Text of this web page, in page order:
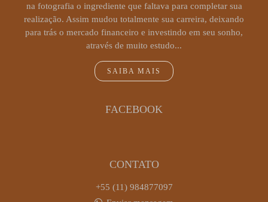
na fotografia o ingrediente que faltava para completar sua
realização. Assim mudou totalmente sua carreira, deixando
para trás o mercado financeiro e investindo em seu sonho,
através de muito estudo...
SAIBA MAIS
FACEBOOK
CONTATO
+55 (11) 984877097